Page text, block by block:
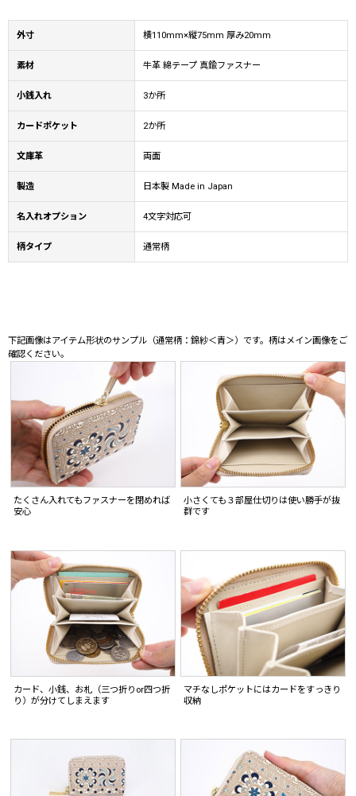
外寸 横110mm×縦75mm 厚み20mm
素材 牛革 綿テープ 真鍮ファスナー
小銭入れ 3か所
カードポケット 2か所
文庫革 両面
製造 日本製 Made in Japan
名入れオプション 4文字対応可
柄タイプ 通常柄
下記画像はアイテム形状のサンプル（通常柄：錦紗＜青＞）です。柄はメイン画像をご
確認ください。
たくさん入れてもファスナーを閉めれば
安心
小さくても３部屋仕切りは使い勝手が抜
群です
カード、小銭、お札（三つ折りor四つ折
り）が分けてしまえます
マチなしポケットにはカードをすっきり
収納